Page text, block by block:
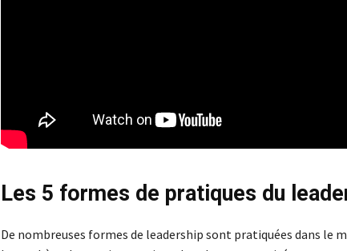
Les 5 formes de pratiques du
De nombreuses formes de leadership sont pratiquées dans le